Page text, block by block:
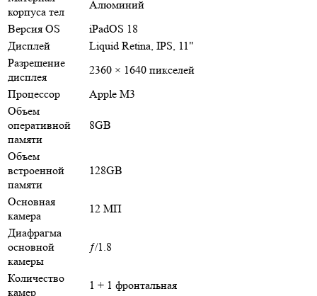
корпуса тел
Алюминий
Версия OS
iPadOS 18
Дисплей
Liquid Retina, IPS, 11"
Разрешение
дисплея
2360 × 1640 пикселей
Процессор
Apple M3
Объем
оперативной
памяти
8GB
Объем
встроенной
памяти
128GB
Основная
камера
12 МП
Диафрагма
основной
камеры
ƒ/1.8
Количество
камер
1 + 1 фронтальная